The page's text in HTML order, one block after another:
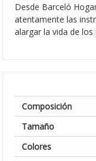
Desde Barceló
atentamente las
alargar la vida de los
Composición
Tamaño
Colores